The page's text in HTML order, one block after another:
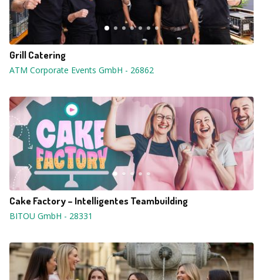
Grill Catering
ATM Corporate Events GmbH - 26862
Cake Factory – Intelligentes Teambuilding
BITOU GmbH - 28331